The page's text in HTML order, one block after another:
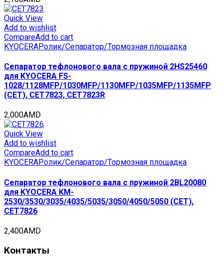
Quick View
Add to wishlist
CompareAdd to cart
KYOCERAРолик/Сепаратор/Тормозная площадка
Сепаратор тефлонового вала с пружиной 2HS25460
для KYOCERA FS-
1028/1128MFP/1030MFP/1130MFP/1035MFP/1135MFP
(CET), CET7823, CET7823R
2,000AMD
Quick View
Add to wishlist
CompareAdd to cart
KYOCERAРолик/Сепаратор/Тормозная площадка
Сепаратор тефлонового вала с пружиной 2BL20080
для KYOCERA KM-
2530/3530/3035/4035/5035/3050/4050/5050 (CET),
CET7826
2,400AMD
Контакты